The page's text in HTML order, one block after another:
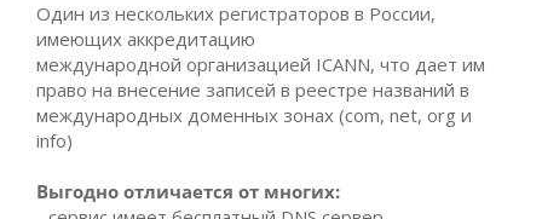
Один из нескольких регистраторов в России,
имеющих аккредитацию
международной организацией ICANN, что дает им
право на внесение записей в реестре названий в
международных доменных зонах (com, net, org и
info)
Выгодно отличается от многих: